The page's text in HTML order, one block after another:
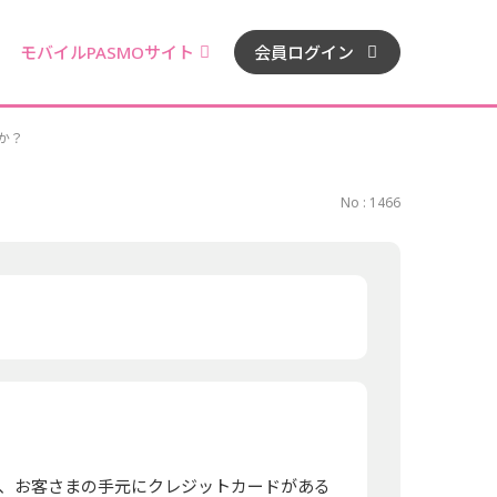
モバイルPASMOサイト 会員ログイン
？
No : 1466
お客さまの手元にクレジットカードがある